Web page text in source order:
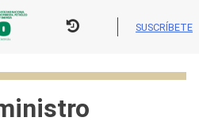
SUSCRÍBETE